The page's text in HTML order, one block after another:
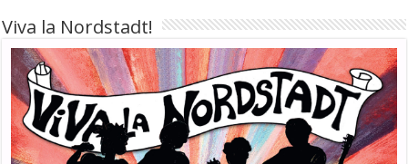
Viva la Nordstadt!